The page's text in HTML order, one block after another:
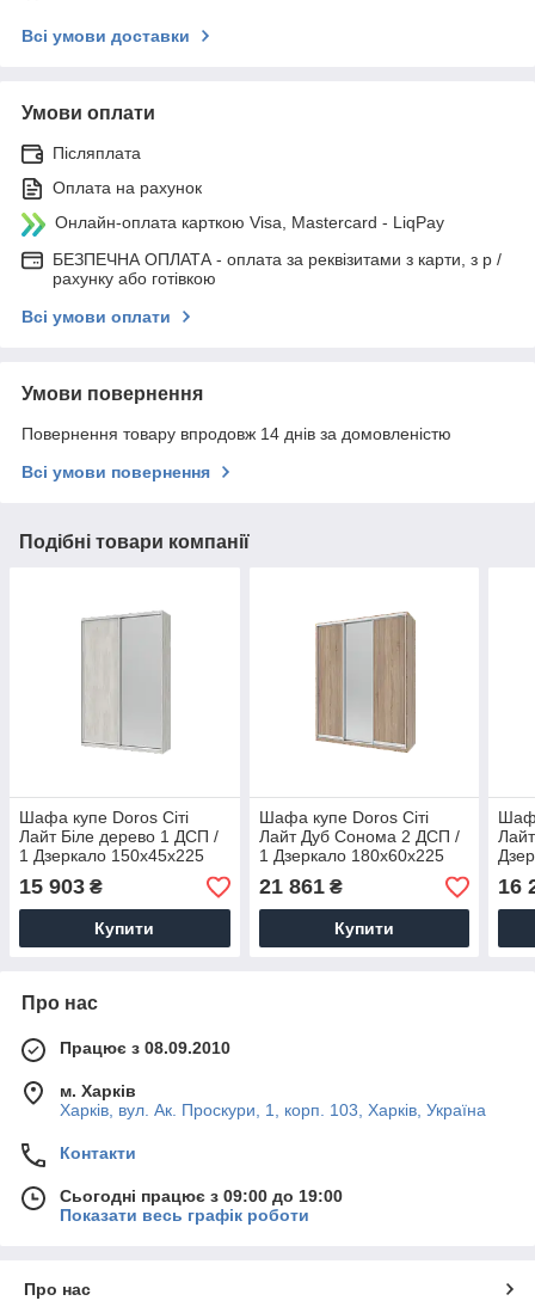
Всі умови доставки
Умови оплати
Післяплата
Оплата на рахунок
Онлайн-оплата карткою Visa, Mastercard - LiqPay
БЕЗПЕЧНА ОПЛАТА - оплата за реквізитами з карти, з р /
рахунку або готівкою
Всі умови оплати
Умови повернення
Повернення товару впродовж 14 днів за домовленістю
Всі умови повернення
Подібні товари компанії
Шафа купе Doros Сіті
Лайт Біле дерево 1 ДСП /
1 Дзеркало 150х45х225
(42002060)
15 903 ₴
Купити
Шафа купе Doros Сіті
Лайт Дуб Cонома 2 ДСП /
1 Дзеркало 180х60х225
(41070010)
21 861₴
Купити
16
Про нас
Працює з 08.09.2010
м. Харків
Харків, вул. Ак. Проскури, 1, корп. 103, Харків, Україна
Контакти
Сьогодні працює з 09:00 до 19:00
Показати весь графік роботи
Про нас